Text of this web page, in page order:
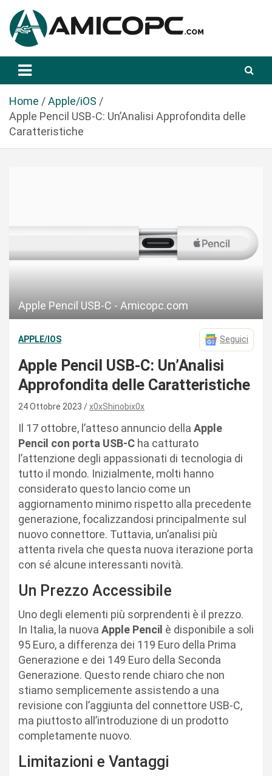
a
Amicopc.com
Home
Apple/iOS
Apple Pencil USB-C: Un’Analisi Approfondita delle
Caratteristiche
Apple Pencil USB-C - Amicopc.com
APPLE/IOS Seguici
Apple Pencil USB-C: Un’Analisi
Approfondita delle Caratteristiche
24 Ottobre 2023 x0xShinobix0x
Il 17 ottobre, l’atteso annuncio della Apple
Pencil con porta USB-C ha catturato
l’attenzione degli appassionati di tecnologia di
tutto il mondo. Inizialmente, molti hanno
considerato questo lancio come un
aggiornamento minimo rispetto alla precedente
generazione, focalizzandosi principalmente sul
nuovo connettore. Tuttavia, un’analisi più
attenta rivela che questa nuova iterazione porta
con sé alcune interessanti novità.
Un Prezzo Accessibile
Uno degli elementi più sorprendenti è il prezzo.
In Italia, la nuova Apple Pencil è disponibile a soli
95 Euro, a differenza dei 119 Euro della Prima
Generazione e dei 149 Euro della Seconda
Generazione. Questo rende chiaro che non
stiamo semplicemente assistendo a una
revisione con l’aggiunta del connettore USB-C,
ma piuttosto all’introduzione di un prodotto
completamente nuovo.
Limitazioni e Vantaggi